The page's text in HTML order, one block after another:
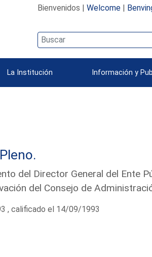
Bienvenidos | Welcome|
La Institución Información y
del Director General del Ente
del Consejo de
, calificado el 14/09/1993